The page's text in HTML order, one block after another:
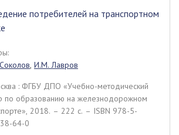
потребителей на транспортном
, И.М. Лавров
: ФГБУ ДПО «Учебно-методический
по образованию на железнодорожном
2018. – 222 c. – ISBN 978-5-
64-0